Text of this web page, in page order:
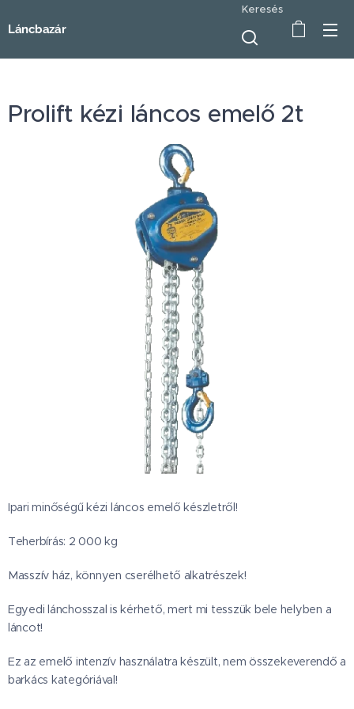
Láncbazár
Keresés
Prolift kézi láncos emelő 2t
Ipari minőségű kézi láncos emelő készletről!
Teherbírás: 2 000 kg
Masszív ház, könnyen cserélhető alkatrészek!
Egyedi lánchosszal is kérhető, mert mi tesszük bele helyben a
láncot!
Ez az emelő intenzív használatra készült, nem összekeverendő a
barkács kategóriával!